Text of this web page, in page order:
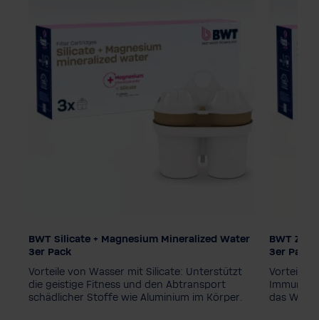
Filtertechnologie
Magnesium
Silicate + Magnesium
BWT Silicate + Magnesium Mineralized Water
3er Pack
Vorteile von Wasser mit Silicate: Unterstützt
die geistige Fitness und den Abtransport
schädlicher Stoffe wie Aluminium im Körper.
Silicate
BWT
3er Pack
Vorteile
das